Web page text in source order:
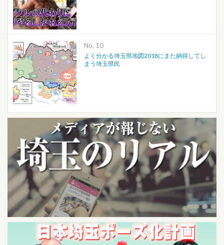
No.
よく分かる埼玉県地図2018にまた納得してし
まう埼玉県民